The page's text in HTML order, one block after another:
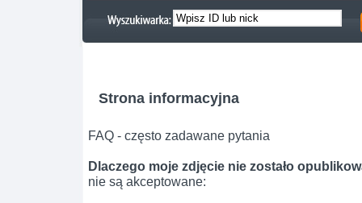
Strona informacyjna
FAQ - często zadawane pytania
Dlaczego moje zdjęcie nie zostało
nie są akceptowane: